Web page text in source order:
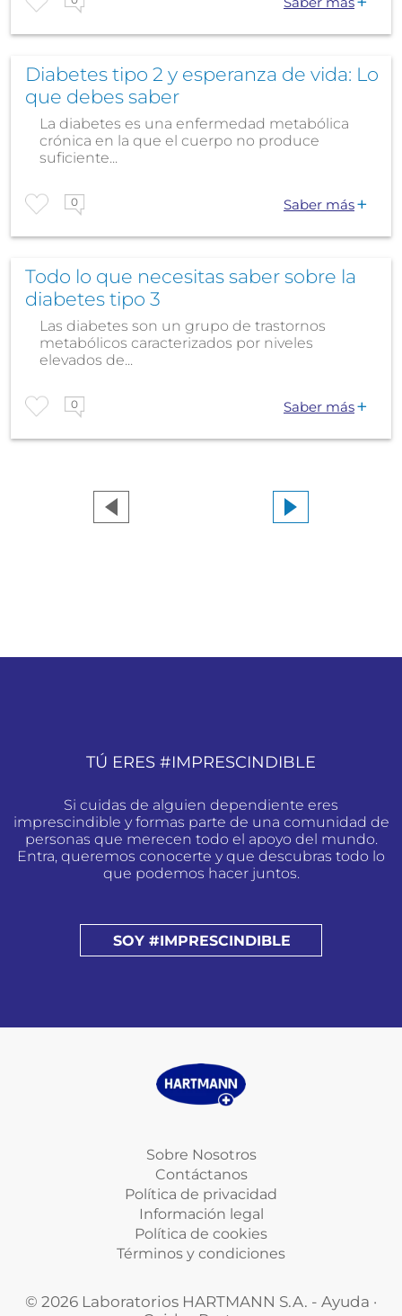
Diabetes tipo 2 y esperanza de vida: Lo
que debes saber
La diabetes es una enfermedad metabólica
crónica en la que el cuerpo no produce
suficiente...
0 Saber más
Todo lo que necesitas saber sobre la
diabetes tipo 3
Las diabetes son un grupo de trastornos
metabólicos caracterizados por niveles
elevados de...
0 Saber más
TÚ ERES #IMPRESCINDIBLE
Si cuidas de alguien dependiente eres
imprescindible y formas parte de una comunidad de
personas que merecen todo el apoyo del mundo.
Entra, queremos conocerte y que descubras todo lo
que podemos hacer juntos.
SOY #IMPRESCINDIBLE
Sobre Nosotros
Contáctanos
Política de privacidad
Información legal
Política de cookies
Términos y condiciones
© 2026 Laboratorios HARTMANN S.A. - Ayuda ·